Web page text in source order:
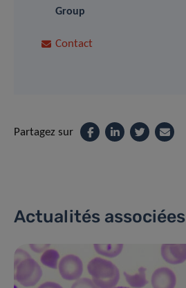
Group
Contact
Partagez sur
Actualités associées